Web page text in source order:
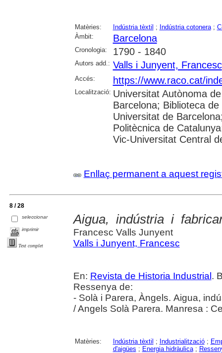
Matèries: Indústria tèxtil ; Indústria cotonera;
Àmbit:
Barcelona
Cronologia: 1790 - 1840
Autors add.: Valls i Junyent, Francesc
Accés: https://www.raco.cat/
Localització: Universitat Autònoma
Barcelona; Biblioteca
Universitat de
Politècnica de
Vic-Universitat Central
Enllaç permanent a aquest
8 / 28
seleccionar
imprimir
Text complet
Aigua, indústria i
Francesc Valls Junyent
Valls i Junyent, Francesc
En: Revista de Historia Industrial.
Ressenya de:
- Solà i Parera, Àngels. Aigua,
/ Angels Solà Parera. Manresa :
Matèries: Indústria tèxtil ; Industrialització;
d'aigües ; Energia hidràulica;